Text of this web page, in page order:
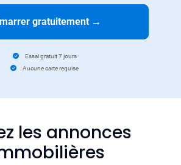
gratuitement →
Essai gratuit 7 jours
Aucune carte requise
les annonces